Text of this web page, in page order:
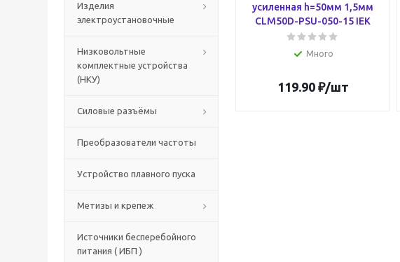
Изделия
электроустановочные
Низковольтные
комплектные устройства
(НКУ)
Силовые разъёмы
Преобразователи частоты
Устройство плавного пуска
Метизы и крепеж
Источники бесперебойного
питания ( ИБП )
усиленная h=50мм 1,5мм
CLM50D-PSU-050-15 IEK
Много
119.90₽/шт